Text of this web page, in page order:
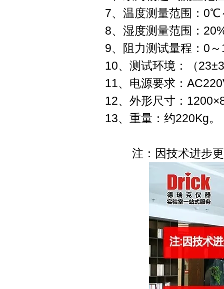
7、温度测量范围：
8、湿度测量范围：
9、阻力测试量程：0
10、测试环境：（
11、电源要求：
12、外形尺寸：
13、重量：约220Kg。
注：因技术进步